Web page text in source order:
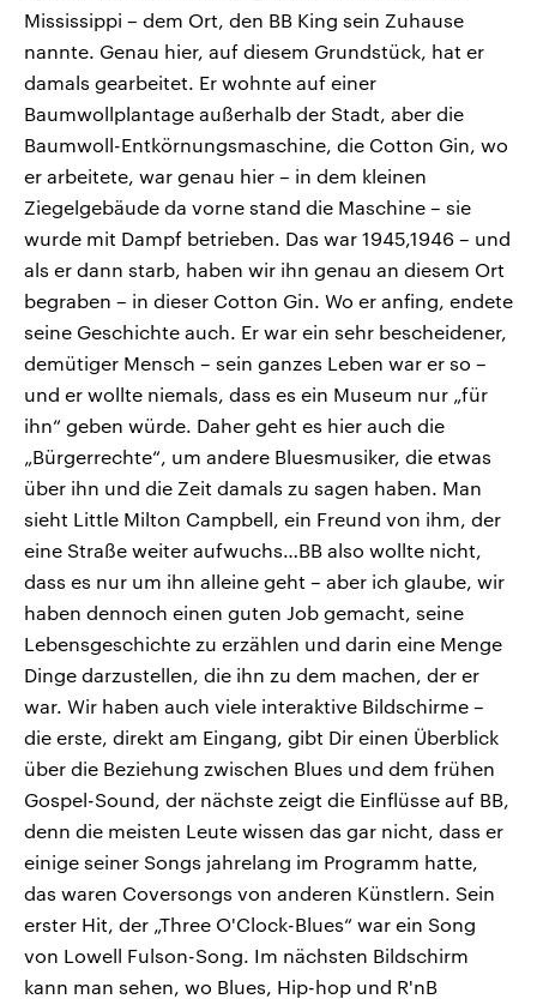
Mississippi – dem Ort, den BB King sein Zuhause
nannte. Genau hier, auf diesem Grundstück, hat er
damals gearbeitet. Er wohnte auf einer
Baumwollplantage außerhalb der Stadt, aber die
Baumwoll-Entkörnungsmaschine, die Cotton Gin, wo
er arbeitete, war genau hier – in dem kleinen
Ziegelgebäude da vorne stand die Maschine – sie
wurde mit Dampf betrieben. Das war 1945,1946 – und
als er dann starb, haben wir ihn genau an diesem Ort
begraben – in dieser Cotton Gin. Wo er anfing, endete
seine Geschichte auch. Er war ein sehr bescheidener,
demütiger Mensch – sein ganzes Leben war er so –
und er wollte niemals, dass es ein Museum nur „für
ihn“ geben würde. Daher geht es hier auch die
„Bürgerrechte“, um andere Bluesmusiker, die etwas
über ihn und die Zeit damals zu sagen haben. Man
sieht Little Milton Campbell, ein Freund von ihm, der
eine Straße weiter aufwuchs…BB also wollte nicht,
dass es nur um ihn alleine geht – aber ich glaube, wir
haben dennoch einen guten Job gemacht, seine
Lebensgeschichte zu erzählen und darin eine Menge
Dinge darzustellen, die ihn zu dem machen, der er
war. Wir haben auch viele interaktive Bildschirme –
die erste, direkt am Eingang, gibt Dir einen Überblick
über die Beziehung zwischen Blues und dem frühen
Gospel-Sound, der nächste zeigt die Einflüsse auf BB,
denn die meisten Leute wissen das gar nicht, dass er
einige seiner Songs jahrelang im Programm hatte,
das waren Coversongs von anderen Künstlern. Sein
erster Hit, der „Three O'Clock-Blues“ war ein Song
von Lowell Fulson-Song. Im nächsten Bildschirm
kann man sehen, wo Blues, Hip-hop und R'nB